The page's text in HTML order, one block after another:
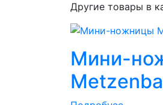
Другие товары в
Мини-